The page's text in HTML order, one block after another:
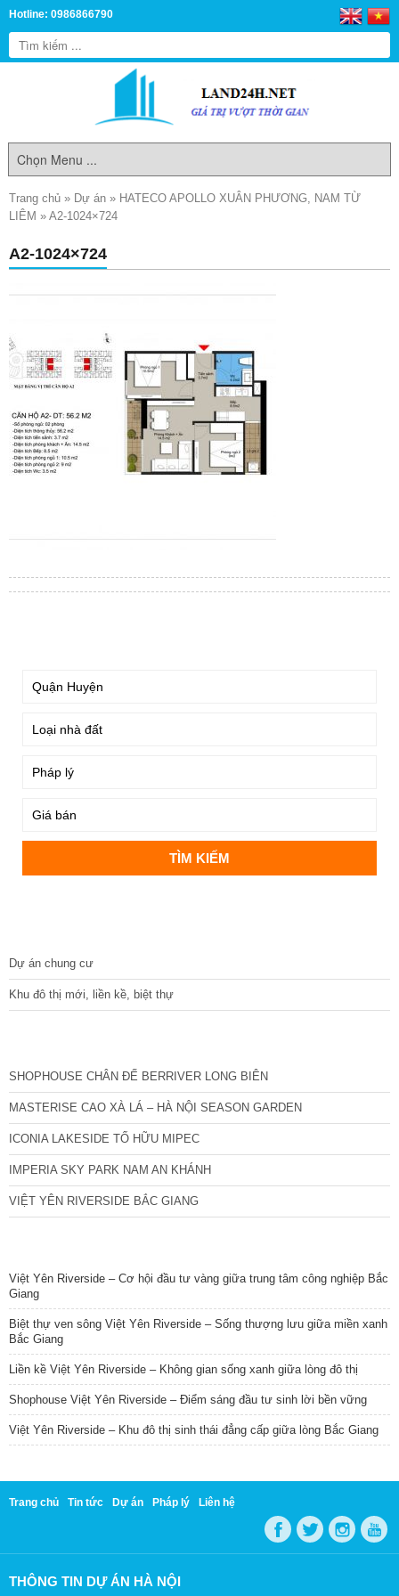
Hotline: 0986866790
Trang chủ » Dự án » HATECO APOLLO XUÂN PHƯƠNG, NAM TỪ
LIÊM » A2-1024×724
A2-1024×724
Dự án chung cư
Khu đô thị mới, liền kề, biệt thự
SHOPHOUSE CHÂN ĐẾ BERRIVER LONG BIÊN
MASTERISE CAO XÀ LÁ – HÀ NỘI SEASON GARDEN
ICONIA LAKESIDE TỐ HỮU MIPEC
IMPERIA SKY PARK NAM AN KHÁNH
VIỆT YÊN RIVERSIDE BẮC GIANG
Việt Yên Riverside – Cơ hội đầu tư vàng giữa trung tâm công nghiệp Bắc
Giang
Biệt thự ven sông Việt Yên Riverside – Sống thượng lưu giữa miền xanh
Bắc Giang
Liền kề Việt Yên Riverside – Không gian sống xanh giữa lòng đô thị
Shophouse Việt Yên Riverside – Điểm sáng đầu tư sinh lời bền vững
Việt Yên Riverside – Khu đô thị sinh thái đẳng cấp giữa lòng Bắc Giang
Trang chủ Tin tức Dự án Pháp lý Liên hệ
THÔNG TIN DỰ ÁN HÀ NỘI